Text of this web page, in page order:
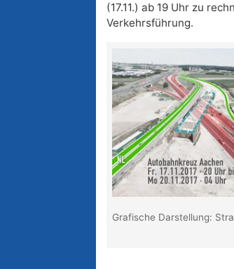
(17.11.) ab 19 Uhr zu
Verkehrsführung.
Grafische Darstellung: